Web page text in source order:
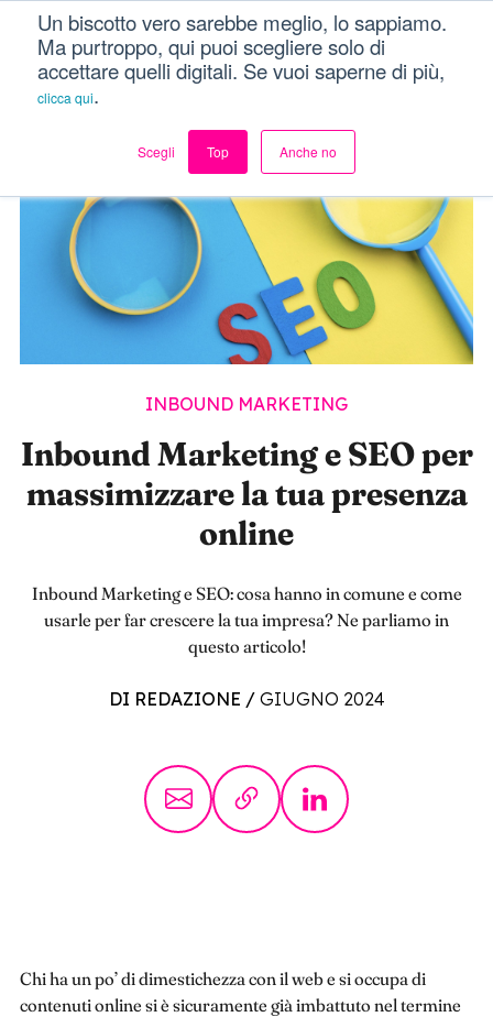
Un biscotto vero sarebbe meglio, lo sappiamo.
Ma purtroppo, qui puoi scegliere solo di
accettare quelli digitali. Se vuoi saperne di più,
clicca qui.
Scegli Top Anche no
Dici Davvero?! Menu
INBOUND MARKETING
Inbound Marketing e SEO per
massimizzare la tua presenza
online
Inbound Marketing e SEO: cosa hanno in comune e come
usarle per far crescere la tua impresa? Ne parliamo in
questo articolo!
DI REDAZIONE / GIUGNO 2024
Chi ha un po’ di dimestichezza con il web e si occupa di
contenuti online si è sicuramente già imbattuto nel termine